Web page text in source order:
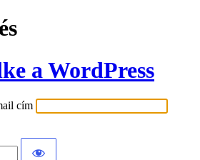
a WordPress
cím